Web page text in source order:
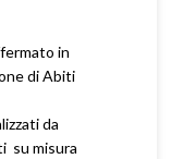
in
di Abiti
da
su misura